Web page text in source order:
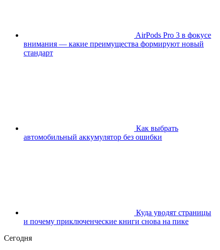
AirPods Pro 3 в фокусе
внимания — какие преимущества формируют новый
стандарт
Как выбрать
автомобильный аккумулятор без ошибки
Куда уводят страницы
и почему приключенческие книги снова на пике
Сегодня